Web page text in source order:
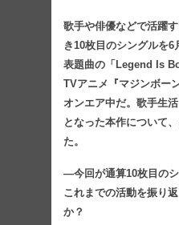
歌手や俳優などで活躍
き10枚目のシングルを
表題曲の「Legend Is
TVアニメ『マジンボー
オンエア中だ。歌手生
となった本作について
た。
―今回が通算10枚目のシ
これまでの活動を振り
か？